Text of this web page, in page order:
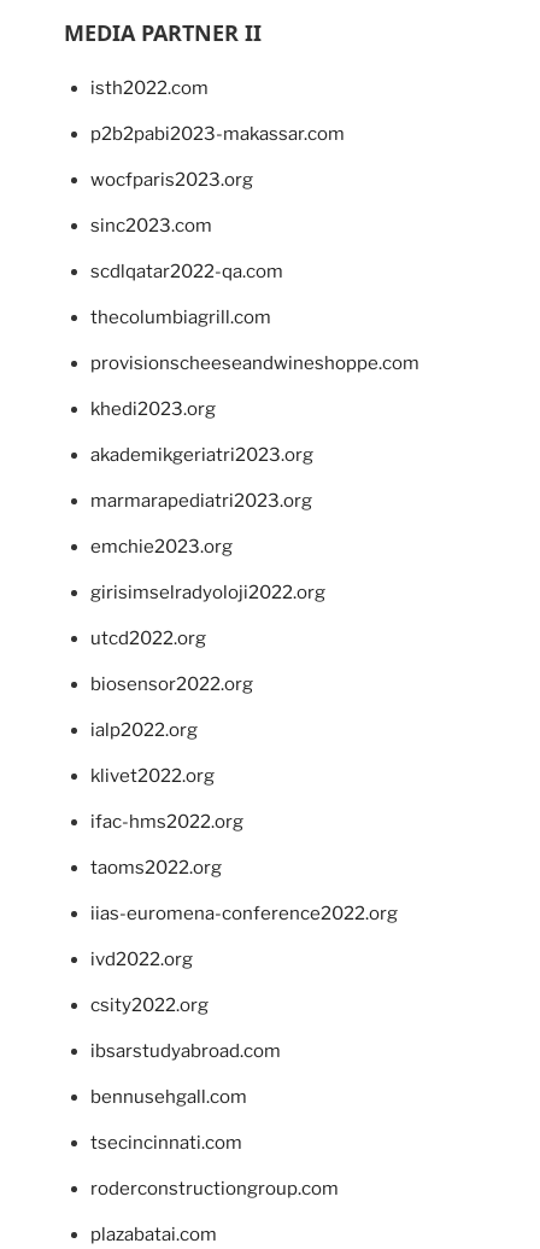
MEDIA PARTNER II
isth2022.com
p2b2pabi2023-makassar.com
wocfparis2023.org
sinc2023.com
scdlqatar2022-qa.com
thecolumbiagrill.com
provisionscheeseandwineshoppe.com
khedi2023.org
akademikgeriatri2023.org
marmarapediatri2023.org
emchie2023.org
girisimselradyoloji2022.org
utcd2022.org
biosensor2022.org
ialp2022.org
klivet2022.org
ifac-hms2022.org
taoms2022.org
iias-euromena-conference2022.org
ivd2022.org
csity2022.org
ibsarstudyabroad.com
bennusehgall.com
tsecincinnati.com
roderconstructiongroup.com
plazabatai.com